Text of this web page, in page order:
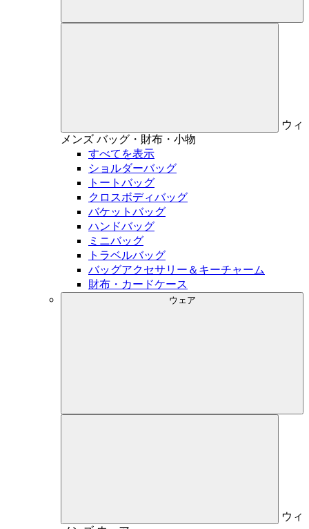
ウィ
メンズ バッグ・財布・小物
すべてを表示
ショルダーバッグ
トートバッグ
クロスボディバッグ
バケットバッグ
ハンドバッグ
ミニバッグ
トラベルバッグ
バッグアクセサリー＆キーチャーム
財布・カードケース
ウェア
ウィ